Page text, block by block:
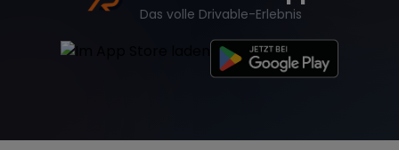
McLaren Ford Jaguar
Das volle Drivable-Erlebnis